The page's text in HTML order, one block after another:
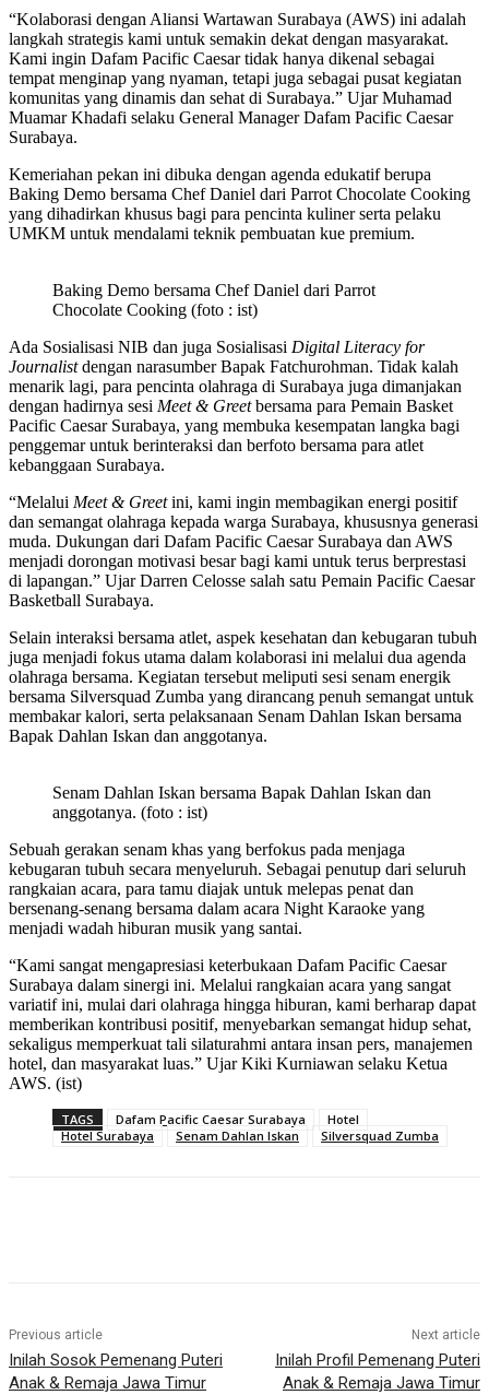
“Kolaborasi dengan Aliansi Wartawan Surabaya (AWS) ini adalah
langkah strategis kami untuk semakin dekat dengan masyarakat.
Kami ingin Dafam Pacific Caesar tidak hanya dikenal sebagai
tempat menginap yang nyaman, tetapi juga sebagai pusat kegiatan
komunitas yang dinamis dan sehat di Surabaya.” Ujar Muhamad
Muamar Khadafi selaku General Manager Dafam Pacific Caesar
Surabaya.
Kemeriahan pekan ini dibuka dengan agenda edukatif berupa
Baking Demo bersama Chef Daniel dari Parrot Chocolate Cooking
yang dihadirkan khusus bagi para pencinta kuliner serta pelaku
UMKM untuk mendalami teknik pembuatan kue premium.
Baking Demo bersama Chef Daniel dari Parrot
Chocolate Cooking (foto : ist)
Ada Sosialisasi NIB dan juga Sosialisasi Digital Literacy for
Journalistdengan narasumber Bapak Fatchurohman. Tidak kalah
menarik lagi, para pencinta olahraga di Surabaya juga dimanjakan
dengan hadirnya sesi Meet & Greetbersama para Pemain Basket
Pacific Caesar Surabaya, yang membuka kesempatan langka bagi
penggemar untuk berinteraksi dan berfoto bersama para atlet
kebanggaan Surabaya.
“Melalui Meet & Greetini, kami ingin membagikan energi positif
dan semangat olahraga kepada warga Surabaya, khususnya generasi
muda. Dukungan dari Dafam Pacific Caesar Surabaya dan AWS
menjadi dorongan motivasi besar bagi kami untuk terus berprestasi
di lapangan.” Ujar Darren Celosse salah satu Pemain Pacific Caesar
Basketball Surabaya.
Selain interaksi bersama atlet, aspek kesehatan dan kebugaran tubuh
juga menjadi fokus utama dalam kolaborasi ini melalui dua agenda
olahraga bersama. Kegiatan tersebut meliputi sesi senam energik
bersama Silversquad Zumba yang dirancang penuh semangat untuk
membakar kalori, serta pelaksanaan Senam Dahlan Iskan bersama
Bapak Dahlan Iskan dan anggotanya.
Senam Dahlan Iskan bersama Bapak Dahlan Iskan dan
anggotanya. (foto : ist)
Sebuah gerakan senam khas yang berfokus pada menjaga
kebugaran tubuh secara menyeluruh. Sebagai penutup dari seluruh
rangkaian acara, para tamu diajak untuk melepas penat dan
bersenang-senang bersama dalam acara Night Karaoke yang
menjadi wadah hiburan musik yang santai.
“Kami sangat mengapresiasi keterbukaan Dafam Pacific Caesar
Surabaya dalam sinergi ini. Melalui rangkaian acara yang sangat
variatif ini, mulai dari olahraga hingga hiburan, kami berharap dapat
memberikan kontribusi positif, menyebarkan semangat hidup sehat,
sekaligus memperkuat tali silaturahmi antara insan pers, manajemen
hotel, dan masyarakat luas.” Ujar Kiki Kurniawan selaku Ketua
AWS. (ist)
TAGS Dafam Pacific Caesar Surabaya
Hotel
Hotel Surabaya
Senam Dahlan Iskan Silversquad Zumba
Previous article
Inilah Sosok Pemenang Puteri
Anak & Remaja Jawa Timur
Next article
Inilah Profil Pemenang Puteri
Anak & Remaja Jawa Timur